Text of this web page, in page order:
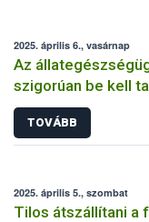
2025. április 6., vasárnap
Az
szigorúan be kell
TOVÁBB
2025. április 5., szombat
Tilos átszállítani a